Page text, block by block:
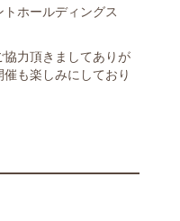
ホールディングス
力頂きましてありが
も楽しみにしており